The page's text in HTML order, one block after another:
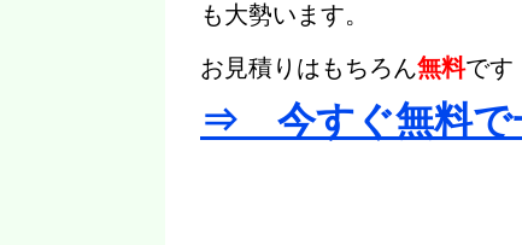
も大勢います。
お見積りはもちろん無料です
⇒ 今すぐ無料で